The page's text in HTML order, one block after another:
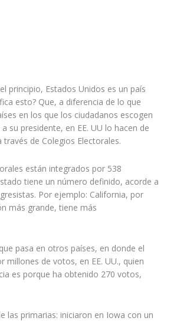
principio, Estados Unidos es un país
esto? Que, a diferencia de lo que
en los que los ciudadanos escogen
su presidente, en EE. UU lo hacen de
través de Colegios Electorales.
están integrados por 538
tiene un número definido, acorde a
Por ejemplo: California, por
más grande, tiene más
pasa en otros países, en donde el
millones de votos, en EE. UU., quien
es porque ha obtenido 270 votos,
las primarias: iniciaron en Iowa con un